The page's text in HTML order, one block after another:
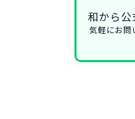
和から
気軽にお問